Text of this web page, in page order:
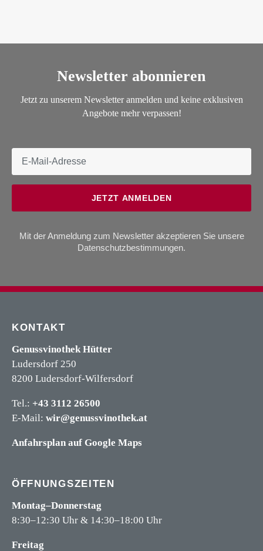
Newsletter abonnieren
Jetzt zu unserem Newsletter anmelden und keine exklusiven
Angebote mehr verpassen!
JETZT ANMELDEN
Mit der Anmeldung zum Newsletter akzeptieren Sie unsere
Datenschutzbestimmungen.
KONTAKT
Genussvinothek Hütter
Ludersdorf 250
8200 Ludersdorf-Wilfersdorf
Tel.: +43 3112 26500
E-Mail: wir@genussvinothek.at
Anfahrsplan auf Google Maps
ÖFFNUNGSZEITEN
Montag–Donnerstag
8:30–12:30 Uhr & 14:30–18:00 Uhr
Freitag